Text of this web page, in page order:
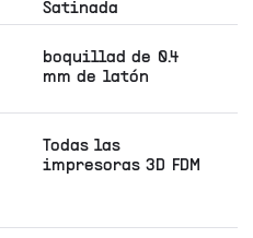
Satinada
boquillad de 0.4
mm de latón
Todas las
impresoras 3D FDM